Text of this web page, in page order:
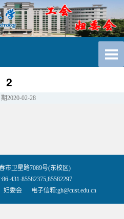
2
2020-02-28
市卫星路7089号(东校区)
431-85582375,85582297
妇委会 电子信箱:gh@cust.edu.cn